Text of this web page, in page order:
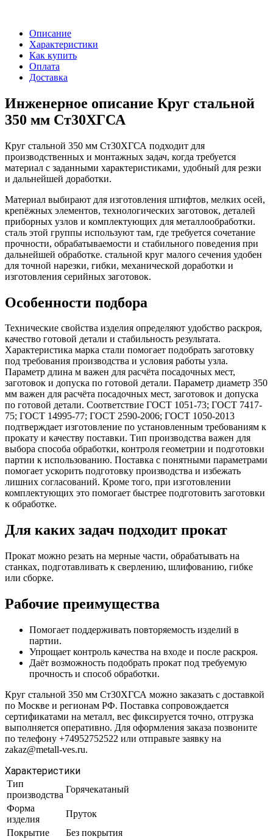
Описание
Характеристики
Как купить
Оплата
Доставка
Инженерное описание Круг стальной
350 мм Ст30ХГСА
Круг стальной 350 мм Ст30ХГСА подходит для
производственных и монтажных задач, когда требуется
материал с заданными характеристиками, удобный для резки
и дальнейшей доработки.
Материал выбирают для изготовления штифтов, мелких осей,
крепёжных элементов, технологических заготовок, деталей
приборных узлов и комплектующих для металлообработки.
сталь этой группы используют там, где требуется сочетание
прочности, обрабатываемости и стабильного поведения при
дальнейшей обработке. стальной круг малого сечения удобен
для точной нарезки, гибки, механической доработки и
изготовления серийных заготовок.
Особенности подбора
Технические свойства изделия определяют удобство раскроя,
качество готовой детали и стабильность результата.
Характеристика марка стали помогает подобрать заготовку
под требования производства и условия работы узла.
Параметр длина м важен для расчёта посадочных мест,
заготовок и допуска по готовой детали. Параметр диаметр 350
мм важен для расчёта посадочных мест, заготовок и допуска
по готовой детали. Соответствие ГОСТ 1051-73; ГОСТ 7417-
75; ГОСТ 14995-77; ГОСТ 2590-2006; ГОСТ 1050-2013
подтверждает изготовление по установленным требованиям к
прокату и качеству поставки. Тип производства важен для
выбора способа обработки, контроля геометрии и подготовки
партии к использованию. Поставка с понятными параметрами
помогает ускорить подготовку производства и избежать
лишних согласований. Кроме того, при изготовлении
комплектующих это помогает быстрее подготовить заготовки
к обработке.
Для каких задач подходит прокат
Прокат можно резать на мерные части, обрабатывать на
станках, подготавливать к сверлению, шлифованию, гибке
или сборке.
Рабочие преимущества
Помогает поддерживать повторяемость изделий в
партии.
Упрощает контроль качества на входе и после раскроя.
Даёт возможность подобрать прокат под требуемую
прочность и способ обработки.
Круг стальной 350 мм Ст30ХГСА можно заказать с доставкой
по Москве и регионам РФ. Поставка сопровождается
сертификатами на металл, вес фиксируется точно, отгрузка
выполняется оперативно. Для оформления заказа позвоните
по телефону +74952752522 или отправьте заявку на
zakaz@metall-ves.ru.
Характеристики
Тип
производства
Горячекатаный
Форма
изделия
Пруток
Покрытие
Без покрытия